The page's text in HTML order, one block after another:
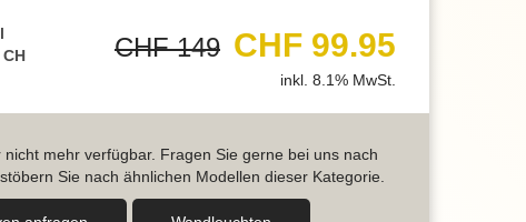
sorgt eine Fernbedienung
enthalten
ausgerüstet
regulieren
auch eine schöne Lichtbegleitung
kann als Nachtlicht dienen
dieser Beleuchtung, um Ihren Alltag zu verschönern
CHF 149 CHF 99.95
inkl. 8.1% MwSt.
nicht mehr verfügbar. Fragen Sie gerne bei uns nach
Sie nach ähnlichen Modellen dieser Kategorie.